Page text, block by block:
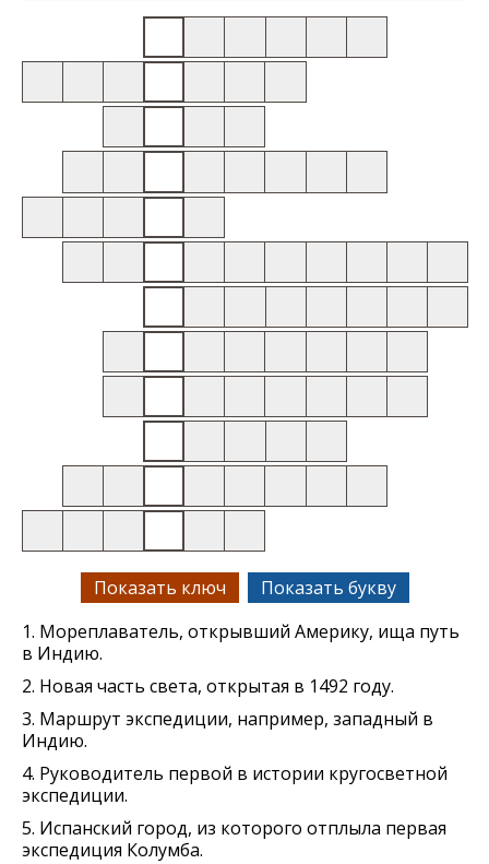
Показать ключ
Показать букву
1. Мореплаватель, открывший Америку, ища путь
в Индию.
2. Новая часть света, открытая в 1492 году.
3. Маршрут экспедиции, например, западный в
Индию.
4. Руководитель первой в истории кругосветной
экспедиции.
5. Испанский город, из которого отплыла первая
экспедиция Колумба.